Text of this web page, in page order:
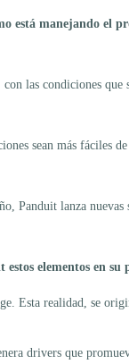
está manejando el
las condiciones que
sean más fáciles
Panduit lanza
elementos en su
Esta realidad, se
drivers que